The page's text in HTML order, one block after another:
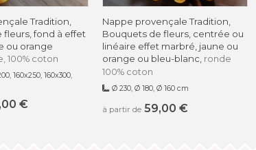
Tradition,
fleurs, fond à effet
ou orange
100% coton
160x250, 160x300,
€
Nappe provençale Tradition,
Bouquets de fleurs, centrée ou
linéaire effet marbré, jaune ou
orange ou bleu-blanc, ronde
100% coton
Ø 230, Ø 180, Ø 160 cm
à partir de 59,00 €